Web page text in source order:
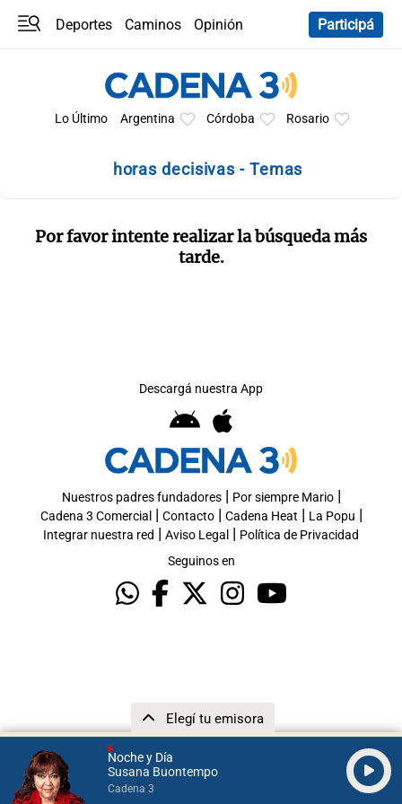
Noche y Día
Susana Buontempo
Cadena 3
Elegí tu emisora
Deportes Caminos
Opinión
Participá
Lo Último Argentina Córdoba Rosario
horas decisivas - Temas
Por favor intente realizar la búsqueda más
tarde.
Descargá nuestra App
Nuestros padres fundadores| Por siempre Mario|
Cadena 3 Comercial | Contacto| Cadena Heat | La Popu |
Integrar nuestra red | Aviso Legal | Política de Privacidad
Seguinos en